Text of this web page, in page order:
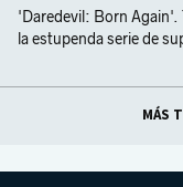
'Daredevil: Born Again'.
la estupenda serie de
MÁS